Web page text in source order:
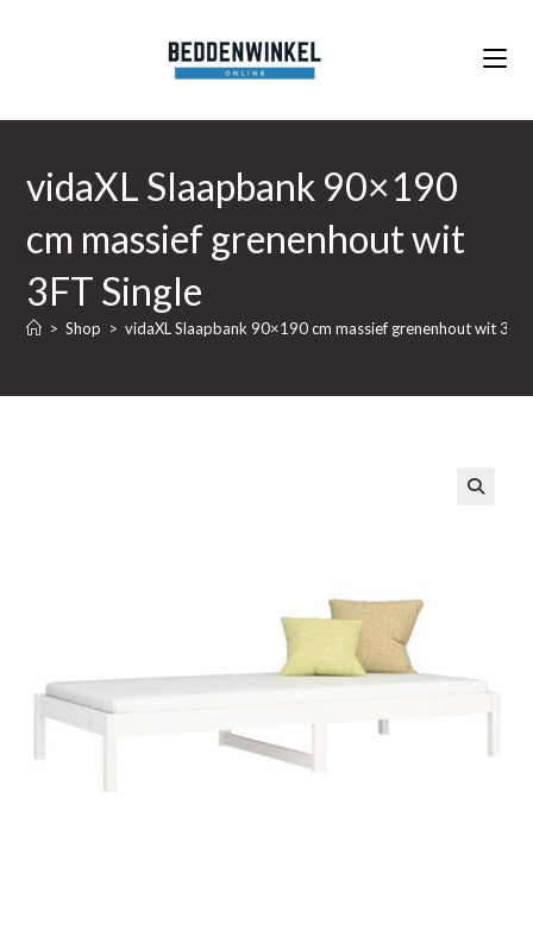
vidaXL Slaapbank 90×190
cm massief grenenhout wit
3FT Single
> Shop > vidaXL Slaapbank 90×190 cm massief grenenhout wit 3FT